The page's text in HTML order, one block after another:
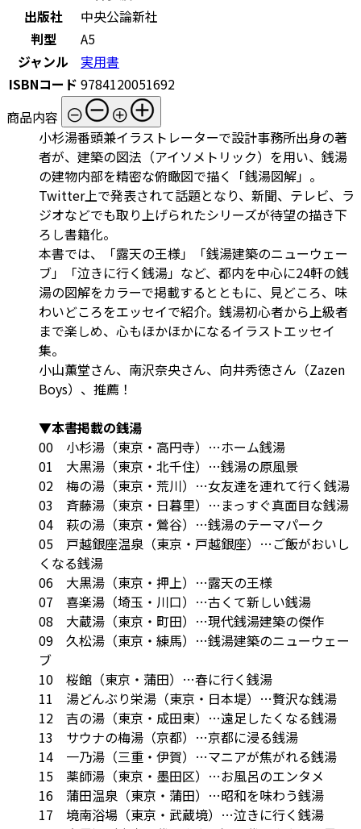
出版社
中央公論新社
判型
A5
ジャンル
実用書
ISBNコード 9784120051692
商品内容
小杉湯番頭兼イラストレーターで設計事務所出身の著
者が、建築の図法（アイソメトリック）を用い、銭湯
の建物内部を精密な俯瞰図で描く「銭湯図解」。
Twitter上で発表されて話題となり、新聞、テレビ、ラ
ジオなどでも取り上げられたシリーズが待望の描き下
ろし書籍化。
本書では、「露天の王様」「銭湯建築のニューウェー
ブ」「泣きに行く銭湯」など、都内を中心に24軒の銭
湯の図解をカラーで掲載するとともに、見どころ、味
わいどころをエッセイで紹介。銭湯初心者から上級者
まで楽しめ、心もほかほかになるイラストエッセイ
集。
小山薫堂さん、南沢奈央さん、向井秀徳さん（Zazen
Boys）、推薦！
▼本書掲載の銭湯
00 小杉湯（東京・高円寺）…ホーム銭湯
01 大黒湯（東京・北千住）…銭湯の原風景
02 梅の湯（東京・荒川）…女友達を連れて行く銭湯
03 斉藤湯（東京・日暮里）…まっすぐ真面目な銭湯
04 萩の湯（東京・鶯谷）…銭湯のテーマパーク
05 戸越銀座温泉（東京・戸越銀座）…ご飯がおいし
くなる銭湯
06 大黒湯（東京・押上）…露天の王様
07 喜楽湯（埼玉・川口）…古くて新しい銭湯
08 大蔵湯（東京・町田）…現代銭湯建築の傑作
09 久松湯（東京・練馬）…銭湯建築のニューウェー
ブ
10 桜館（東京・蒲田）…春に行く銭湯
11 湯どんぶり栄湯（東京・日本堤）…贅沢な銭湯
12 吉の湯（東京・成田東）…遠足したくなる銭湯
13 サウナの梅湯（京都）…京都に浸る銭湯
14 一乃湯（三重・伊賀）…マニアが焦がれる銭湯
15 薬師湯（東京・墨田区）…お風呂のエンタメ
16 蒲田温泉（東京・蒲田）…昭和を味わう銭湯
17 境南浴場（東京・武蔵境）…泣きに行く銭湯